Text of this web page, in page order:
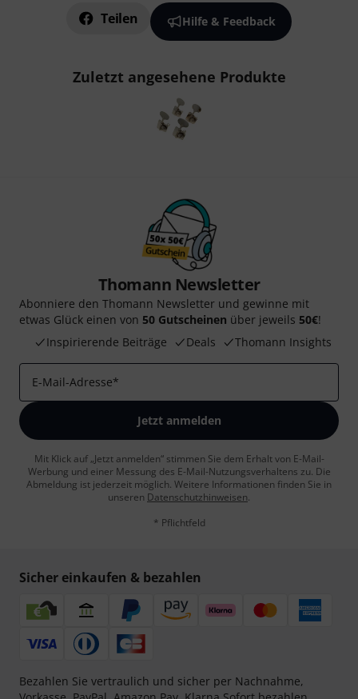
Teilen Hilfe & Feedback
Zuletzt angesehene Produkte
Thomann Newsletter
Abonniere den Thomann Newsletter und gewinne mit
etwas Glück einen von 50 Gutscheinen über jeweils 50€!
Inspirierende Beiträge
Deals Thomann Insights
E-Mail-Adresse*
Jetzt anmelden
Mit Klick auf „Jetzt anmelden“ stimmen Sie dem Erhalt von E-Mail-
Werbung und einer Messung des E-Mail-Nutzungsverhaltens zu. Die
Abmeldung ist jederzeit möglich. Weitere Informationen finden Sie in
unseren Datenschutzhinweisen.
* Pflichtfeld
Sicher einkaufen & bezahlen
Bezahlen Sie vertraulich und sicher per Nachnahme,